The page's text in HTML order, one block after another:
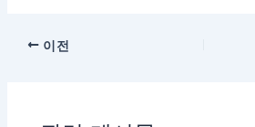
이전